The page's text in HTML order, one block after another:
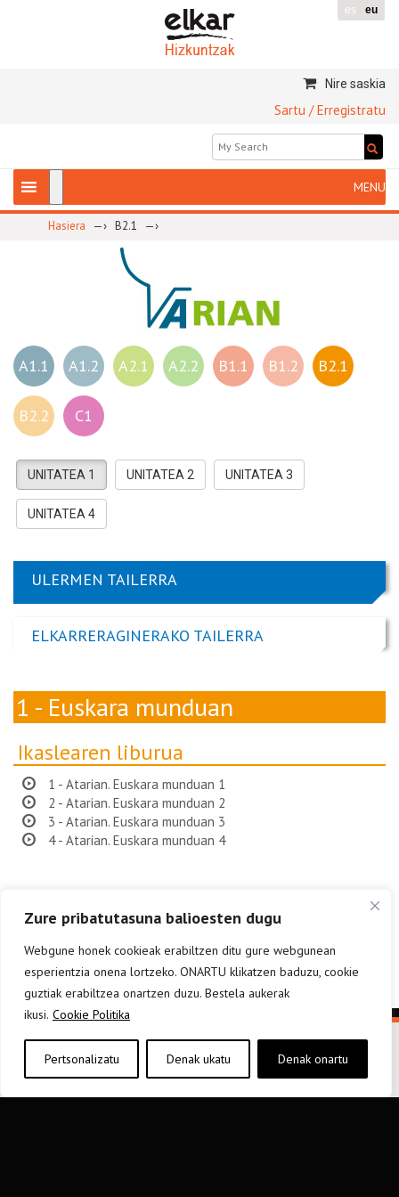
Zure pribatutasuna balioesten dugu
Webgune honek cookieak erabiltzen ditu gure webgunean
esperientzia onena lortzeko. ONARTU klikatzen baduzu, cookie
guztiak erabiltzea onartzen duzu. Bestela aukerak
ikusi. Cookie Politika
Pertsonalizatu Denak ukatu Denak onartu
es eu
Nire saskia
Sartu / Erregistratu
Hasiera —› B2.1 —›
A1.1 A1.2 A2.1 A2.2 B1.1 B1.2 B2.1
B2.2 C1
UNITATEA 1 UNITATEA 2 UNITATEA 3
UNITATEA 4
ULERMEN TAILERRA
ELKARRERAGINERAKO TAILERRA
1 - Euskara munduan
Ikaslearen liburua
1 - Atarian. Euskara munduan 1
2 - Atarian. Euskara munduan 2
3 - Atarian. Euskara munduan 3
4 - Atarian. Euskara munduan 4